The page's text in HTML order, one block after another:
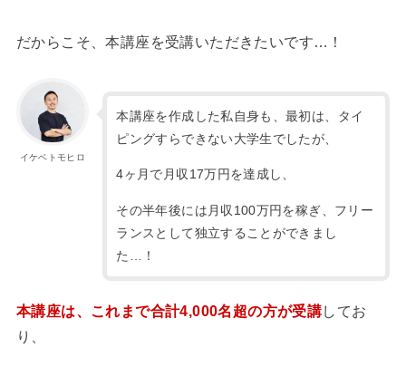
だからこそ、本講座を受講いただきたいです…！
イケベトモヒロ
本講座を作成した私自身も、最初は、タイ
ピングすらできない大学生でしたが、
4ヶ月で月収17万円を達成し、
その半年後には月収100万円を稼ぎ、フリー
ランスとして独立することができまし
た…！
本講座は、これまで合計4,000名超の方が受講してお
り、